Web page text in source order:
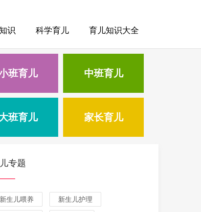
识 科学育儿 育儿知识大全
班育儿 中班育儿
班育儿 家长育儿
专题
新生儿喂养 新生儿护理